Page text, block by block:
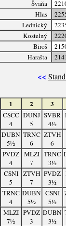
Švaňa
Hlas
Lednický
Kostelný
Biroš
Harašta
<<
1 2 3
CSCC
4
DUNJ
5
SVBR
4½
DUBN
5½
TRNC
6
ZTVH
6
PVDZ
4
MLZI
7
TRNC
3½
CSNI
5
ZTVH
7
PVDZ
3½
TRNC
4
DUBN
5½
CSNI
5½
MLZI
7½
PVDZ
3
DUBN
3½